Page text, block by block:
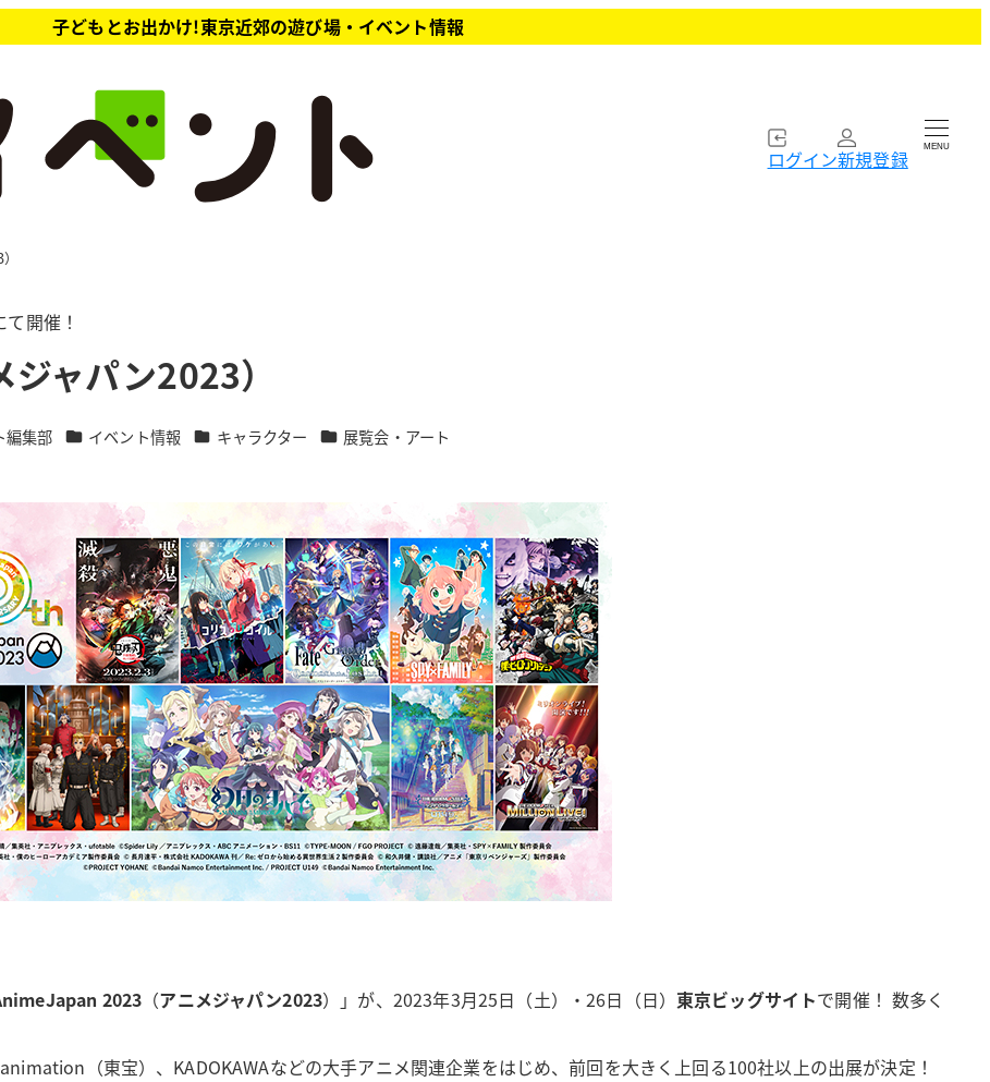
子どもとお出かけ!東京近郊の遊び場・イベント情報
ログイン新規登録 MENU
開催！
ャパン2023）
編集部 カテゴリー
イベント情報 カテゴリー
キャラクター カテゴリー
展覧会・アート
2023 （アニメジャパン2023）」が、2023年3月25日（土）・26日（日） 東京ビッグサイトで開催！ 数多く
（東宝）、KADOKAWAなどの大手アニメ関連企業をはじめ、前回を大きく上回る100社以上の出展が決定！